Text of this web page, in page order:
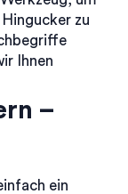
zu
Ihnen
–
ein